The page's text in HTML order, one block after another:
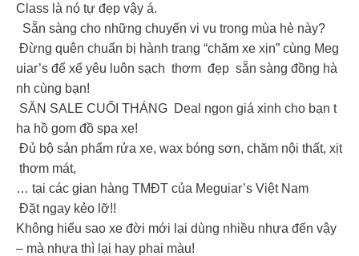
Class là nó tự đẹp vậy á.
Sẵn sàng cho những chuyến vi vu trong mùa hè này?
Đừng quên chuẩn bị hành trang “chăm xe xịn” cùng Meg
uiar’s để xế yêu luôn sạch thơm đẹp sẵn sàng đồng hà
nh cùng bạn!
SĂN SALE CUỐI THÁNG Deal ngon giá xinh cho bạn t
ha hồ gom đồ spa xe!
Đủ bộ sản phẩm rửa xe, wax bóng sơn, chăm nội thất, xịt
thơm mát,
… tại các gian hàng TMĐT của Meguiar’s Việt Nam
Đặt ngay kẻo lỡ!!
Không hiểu sao xe đời mới lại dùng nhiều nhựa đến vậy
– mà nhựa thì lại hay phai màu! ‍